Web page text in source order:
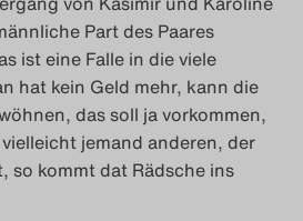
Part des Paares
ist eine Falle in die viele
hat kein Geld mehr, kann die
das soll ja vorkommen,
jemand anderen, der
so kommt dat Rädsche ins